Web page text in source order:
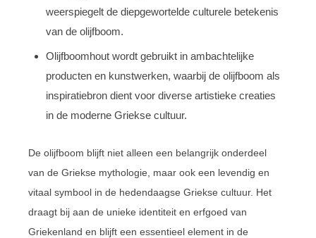
weerspiegelt de diepgewortelde culturele betekenis
van de olijfboom.
Olijfboomhout wordt gebruikt in ambachtelijke
producten en kunstwerken, waarbij de olijfboom als
inspiratiebron dient voor diverse artistieke creaties
in de moderne Griekse cultuur.
De olijfboom blijft niet alleen een belangrijk onderdeel
van de Griekse mythologie, maar ook een levendig en
vitaal symbool in de hedendaagse Griekse cultuur. Het
draagt bij aan de unieke identiteit en erfgoed van
Griekenland en blijft een essentieel element in de